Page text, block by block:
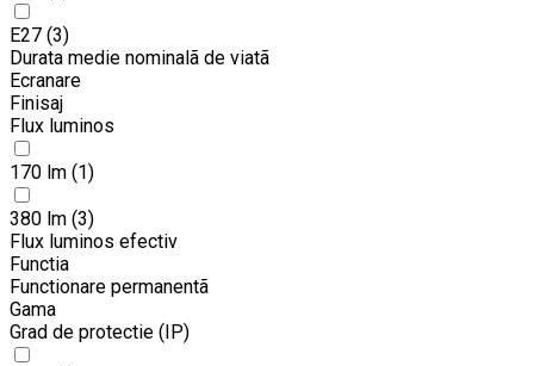
E27 (3)
Durata medie nominalã de viatã
Ecranare
Finisaj
Flux luminos
170 lm (1)
380 lm (3)
Flux luminos efectiv
Functia
Functionare permanentã
Gama
Grad de protectie (IP)